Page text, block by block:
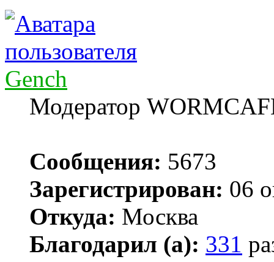
Gench
Модератор
Сообщения: 5673
Зарегистрирован: 06
Откуда: Москва
Благодарил (а): 331